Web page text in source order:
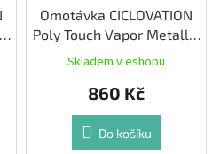
Omotávka CICLOVATION
Poly Touch Vapor Metallic
Royal Gold
Skladem v eshopu
860 Kč
Do košíku